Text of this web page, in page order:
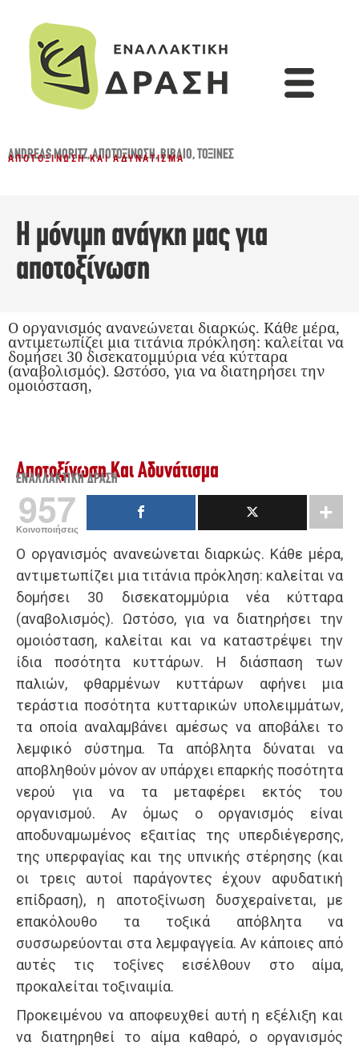
ANDREAS MORITZ,ΑΠΟΤΟΞΊΝΩΣΗ,ΒΙΒΛΊΟ,ΤΟΞΊΝΕΣ
ΑΠΟΤΟΞΊΝΩΣΗ ΚΑΙ ΑΔΥΝΆΤΙΣΜΑ
Η μόνιμη ανάγκη μας για
αποτοξίνωση
Ο οργανισμός ανανεώνεται διαρκώς. Κάθε μέρα,
αντιμετωπίζει μια τιτάνια πρόκληση: καλείται να
δομήσει 30 δισεκατομμύρια νέα κύτταρα
(αναβολισμός). Ωστόσο, για να διατηρήσει την
ομοιόσταση,
Αποτοξίνωση Και Αδυνάτισμα
ΕΝΑΛΛΑΚΤΙΚΉ ΔΡΆΣΗ
957
Κοινοποιήσεις
Ο οργανισμός ανανεώνεται διαρκώς. Κάθε μέρα,
αντιμετωπίζει μια τιτάνια πρόκληση: καλείται να
δομήσει 30 δισεκατομμύρια νέα κύτταρα
(αναβολισμός). Ωστόσο, για να διατηρήσει την
ομοιόσταση, καλείται και να καταστρέψει την
ίδια ποσότητα κυττάρων. Η διάσπαση των
παλιών, φθαρμένων κυττάρων αφήνει μια
τεράστια ποσότητα κυτταρικών υπολειμμάτων,
τα οποία αναλαμβάνει αμέσως να αποβάλει το
λεμφικό σύστημα. Τα απόβλητα δύναται να
αποβληθούν μόνον αν υπάρχει επαρκής ποσότητα
νερού για να τα μεταφέρει εκτός του
οργανισμού. Αν όμως ο οργανισμός είναι
αποδυναμωμένος εξαιτίας της υπερδιέγερσης,
της υπερφαγίας και της υπνικής στέρησης (και
οι τρεις αυτοί παράγοντες έχουν αφυδατική
επίδραση), η αποτοξίνωση δυσχεραίνεται, με
επακόλουθο τα τοξικά απόβλητα να
συσσωρεύονται στα λεμφαγγεία. Αν κάποιες από
αυτές τις τοξίνες εισέλθουν στο αίμα,
προκαλείται τοξιναιμία.
Προκειμένου να αποφευχθεί αυτή η εξέλιξη και
να διατηρηθεί το αίμα καθαρό, ο οργανισμός